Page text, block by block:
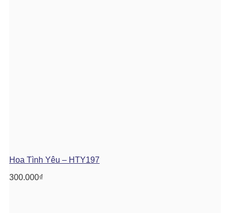
Hoa Tình Yêu – HTY197
300.000₫